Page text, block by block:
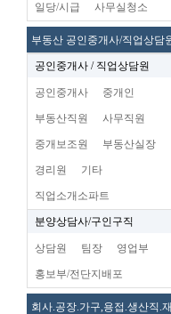
일당/시급 사무실청소
부동산 공인중개사/직업상담
공인중개사 / 직업상담원
공인중개사 중개인
부동산직원 사무직원
중개보조원 부동산실장
경리원 기타
직업소개소파트
분양상담사/구인구직
상담원 팀장 영업부
홍보부/전단지배포
회사.공장.가구,용접.생산직.